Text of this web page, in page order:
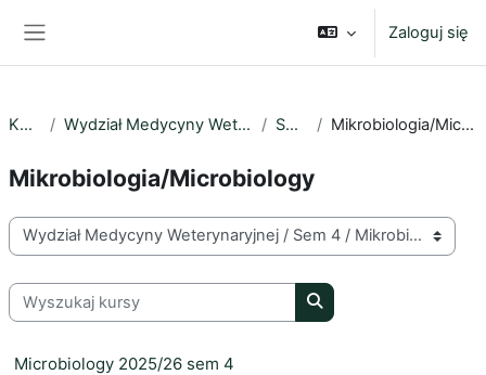
Zaloguj się
Kursy Wydział Medycyny Weterynaryjnej Sem 4 Mikrobiologia/Microbiology
Mikrobiologia/Microbiology
Kategorie kursów
Wyszukaj kursy
Wyszukaj kursy
Microbiology 2025/26 sem 4